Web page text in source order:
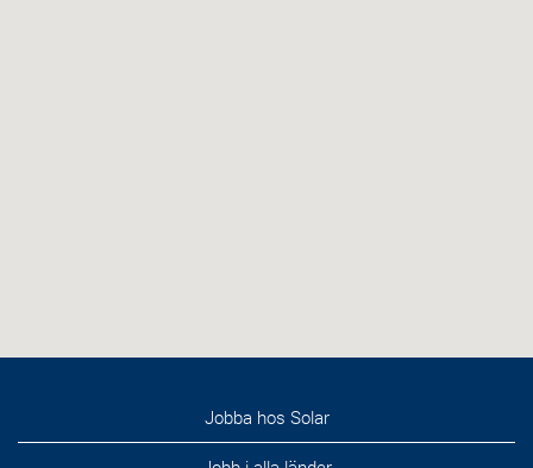
Jobba hos Solar